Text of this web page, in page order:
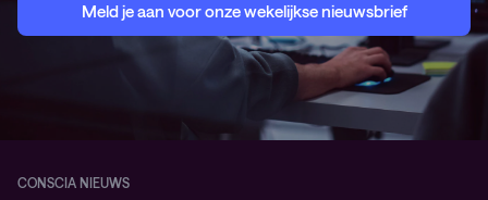
Meld je aan voor onze wekelijkse nieuwsbrief
CONSCIA NIEUWS